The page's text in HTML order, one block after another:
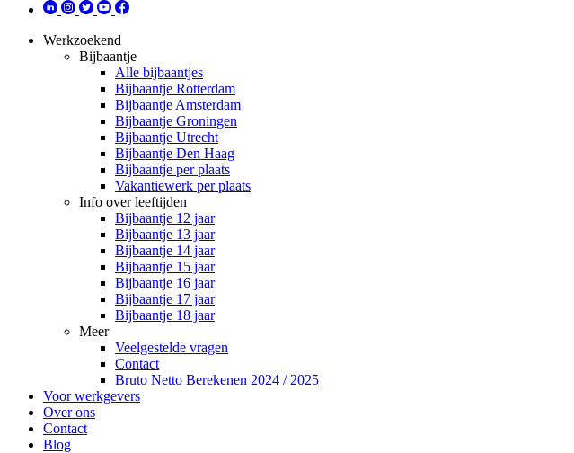
Werkzoekend
Bijbaantje
Alle bijbaantjes
Bijbaantje Rotterdam
Bijbaantje Amsterdam
Bijbaantje Groningen
Bijbaantje Utrecht
Bijbaantje Den Haag
Bijbaantje per plaats
Vakantiewerk per plaats
Info over leeftijden
Bijbaantje 12 jaar
Bijbaantje 13 jaar
Bijbaantje 14 jaar
Bijbaantje 15 jaar
Bijbaantje 16 jaar
Bijbaantje 17 jaar
Bijbaantje 18 jaar
Meer
Veelgestelde vragen
Contact
Bruto Netto Berekenen 2024 / 2025
Voor werkgevers
Over ons
Contact
Blog